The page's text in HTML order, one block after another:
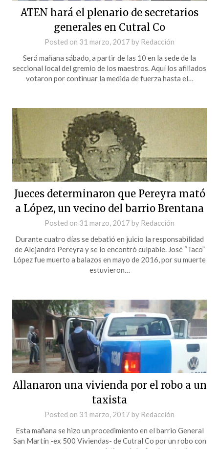
ATEN hará el plenario de secretarios
generales en Cutral Co
Posted on 31 marzo, 2017 by Redacción
Será mañana sábado, a partir de las 10 en la sede de la
seccional local del gremio de los maestros. Aquí los afiliados
votaron por continuar la medida de fuerza hasta el…
Jueces determinaron que Pereyra mató
a López, un vecino del barrio Brentana
Posted on 31 marzo, 2017 by Redacción
Durante cuatro días se debatió en juicio la responsabilidad
de Alejandro Pereyra y se lo encontró culpable. José “Taco”
López fue muerto a balazos en mayo de 2016, por su muerte
estuvieron…
Allanaron una vivienda por el robo a un
taxista
Posted on 31 marzo, 2017 by Redacción
Esta mañana se hizo un procedimiento en el barrio General
San Martín -ex 500 Viviendas- de Cutral Co por un robo con